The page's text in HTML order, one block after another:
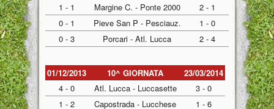
1 - 1
Margine C. - Ponte 2000
2 - 1
0 - 1
Pieve San P - Pesciauz.
1 - 0
0 - 3
Porcari - Atl. Lucca 2 - 4
01/12/2013 10^ GIORNATA
23/03/2014
4 - 0
Atl. Lucca - Luccasette
3 - 0
1 - 2
Capostrada - Lucchese
1 - 6